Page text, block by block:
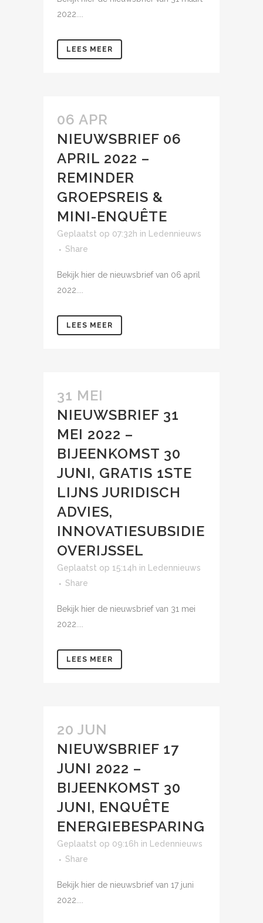
2022....
LEES MEER
06 APR
NIEUWSBRIEF 06
APRIL 2022 –
REMINDER
GROEPSREIS &
MINI-ENQUÊTE
Geplaatst op 07:32h in
Ledennieuws
Share
Bekijk hier de nieuwsbrief van 06 april
2022....
LEES MEER
31 MEI
NIEUWSBRIEF 31
MEI 2022 –
BIJEENKOMST 30
JUNI, GRATIS 1STE
LIJNS JURIDISCH
ADVIES,
INNOVATIESUBSIDIE
OVERIJSSEL
Geplaatst op 15:14h in
Ledennieuws
Share
Bekijk hier de nieuwsbrief van 31 mei
2022....
LEES MEER
20 JUN
NIEUWSBRIEF 17
JUNI 2022 –
BIJEENKOMST 30
JUNI, ENQUÊTE
ENERGIEBESPARING
Geplaatst op 09:16h in
Ledennieuws
Share
Bekijk hier de nieuwsbrief van 17 juni
2022....